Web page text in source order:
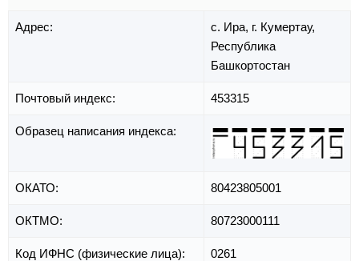
Адрес: с. Ира, г. Кумертау,
Республика
Башкортостан
Почтовый индекс: 453315
Образец написания индекса:
ОКАТО: 80423805001
ОКТМО: 80723000111
Код ИФНС (физические лица): 0261